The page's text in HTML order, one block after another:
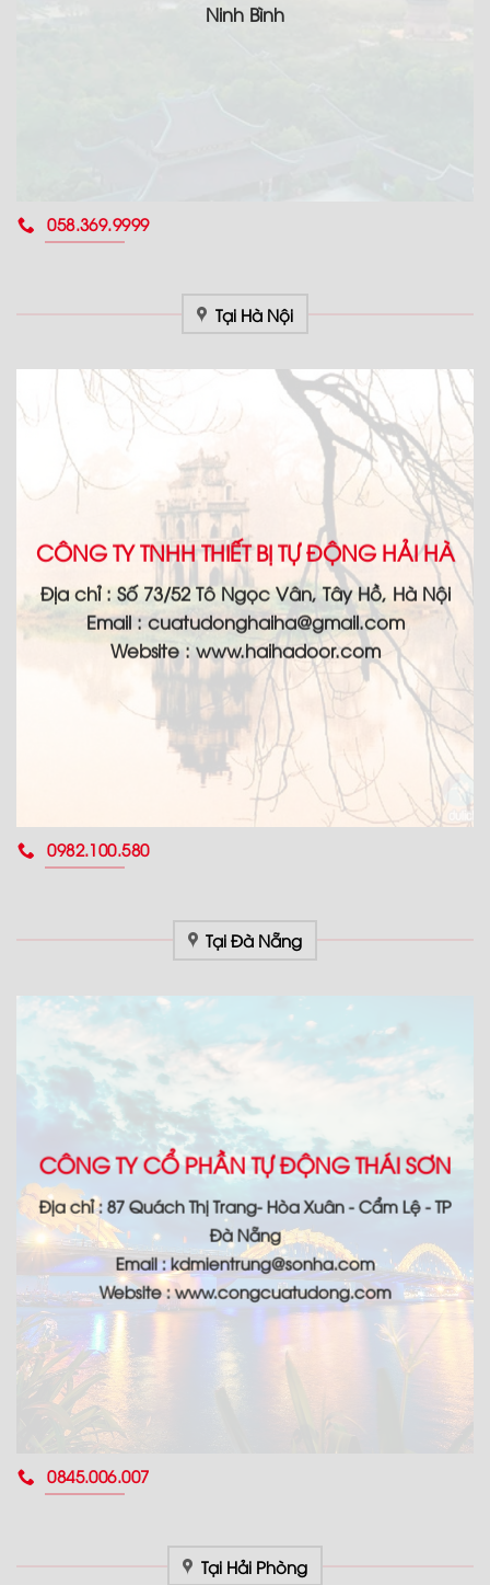
Ninh Bình
058.369.9999
Tại Hà Nội
CÔNG TY TNHH THIẾT BỊ TỰ ĐỘNG HẢI HÀ
Địa chỉ :Số 73/52 Tô Ngọc Vân, Tây Hồ, Hà Nội
Email :cuatudonghaiha@gmail.com
Website : www.haihadoor.com
0982.100.580
Tại Đà Nẵng
CÔNG TY CỔ PHẦN TỰ ĐỘNG THÁI SƠN
Địa chỉ : 87 Quách Thị Trang- Hòa Xuân - Cẩm Lệ - TP
Đà Nẵng
Email : kdmientrung@sonha.com
Website : www.congcuatudong.com
0845.006.007
Tại Hải Phòng